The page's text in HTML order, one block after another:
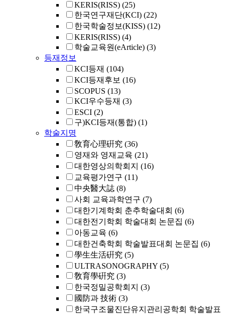
KERIS(RISS) (25)
한국연구재단(KCI) (22)
한국학술정보(KISS) (12)
KERIS(RISS) (4)
학술교육원(eArticle) (3)
등재정보
KCI등재 (104)
KCI등재후보 (16)
SCOPUS (13)
KCI우수등재 (3)
ESCI (2)
구)KCI등재(통합) (1)
학술지명
敎育心理硏究 (36)
영재와 영재교육 (21)
대한영상의학회지 (16)
교육평가연구 (11)
中央醫大誌 (8)
사회 교육과학연구 (7)
대한기계학회 춘추학술대회 (6)
대한전기학회 학술대회 논문집 (6)
아동교육 (6)
대한건축학회 학술발표대회 논문집 (6)
學生生活硏究 (5)
ULTRASONOGRAPHY (5)
敎育學硏究 (3)
한국정밀공학회지 (3)
國防과 技術 (3)
한국구조물진단유지관리공학회 학술발표